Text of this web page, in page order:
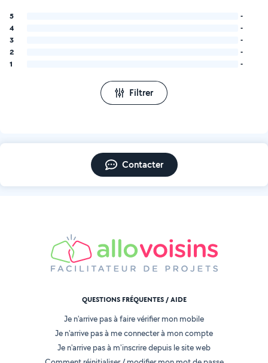
5
-
4
-
3
-
2
-
1
-
Filtrer
Contacter
QUESTIONS FRÉQUENTES / AIDE
Je n'arrive pas à faire vérifier mon mobile
Je n'arrive pas à me connecter à mon compte
Je n'arrive pas à m'inscrire depuis le site web